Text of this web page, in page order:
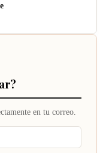
en tu correo.